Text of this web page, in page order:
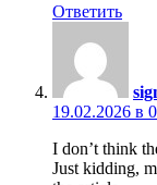
Ответить
19.02.2026 в
I don’t think
Just kidding,